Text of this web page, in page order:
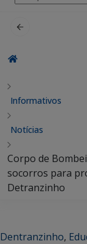
por:
Informativos
Notícias
Corpo de
socorros para
Detranzinho
Dentranzinho,